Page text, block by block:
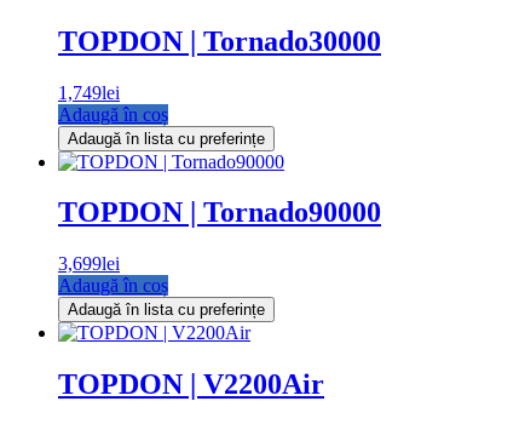
TOPDON | Tornado30000
1,749lei
Adaugă în coș
Adaugă în lista cu preferințe
TOPDON | Tornado90000
3,699lei
Adaugă în coș
Adaugă în lista cu preferințe
TOPDON | V2200Air